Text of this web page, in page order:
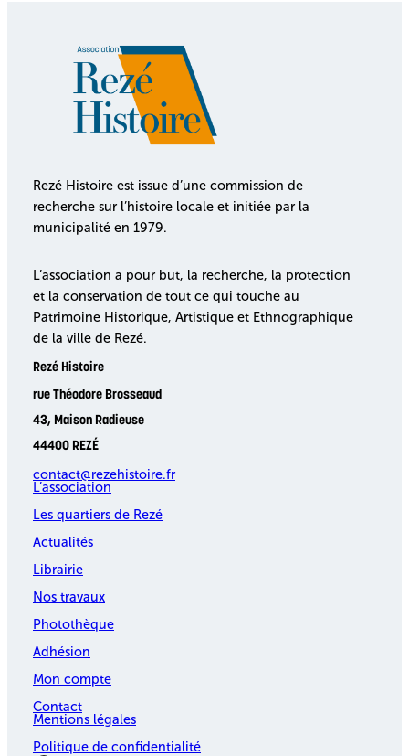
Rezé Histoire est issue d’une commission de
recherche sur l’histoire locale et initiée par la
municipalité en 1979.
L’association a pour but, la recherche, la protection
et la conservation de tout ce qui touche au
Patrimoine Historique, Artistique et Ethnographique
de la ville de Rezé.
Rezé Histoire
rue Théodore Brosseaud
43, Maison Radieuse
44400 REZÉ
contact@rezehistoire.fr
L’association
Les quartiers de Rezé
Actualités
Librairie
Nos travaux
Photothèque
Adhésion
Mon compte
Contact
Mentions légales
Politique de confidentialité